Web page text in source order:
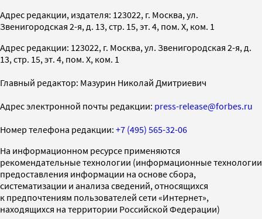
Адрес редакции, издателя: 123022, г. Москва, ул.
Звенигородская 2-я, д. 13, стр. 15, эт. 4, пом. X, ком. 1
Адрес редакции: 123022, г. Москва, ул. Звенигородская 2-я, д.
13, стр. 15, эт. 4, пом. X, ком. 1
Главный редактор: Мазурин Николай Дмитриевич
Адрес электронной почты редакции: press-release@forbes.ru
Номер телефона редакции: +7 (495) 565-32-06
На информационном ресурсе применяются
рекомендательные технологии (информационные технологии
предоставления информации на основе сбора,
систематизации и анализа сведений, относящихся
к предпочтениям пользователей сети «Интернет»,
находящихся на территории Российской Федерации)